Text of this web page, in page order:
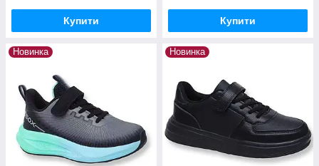
Купити Купити
Новинка Новинка